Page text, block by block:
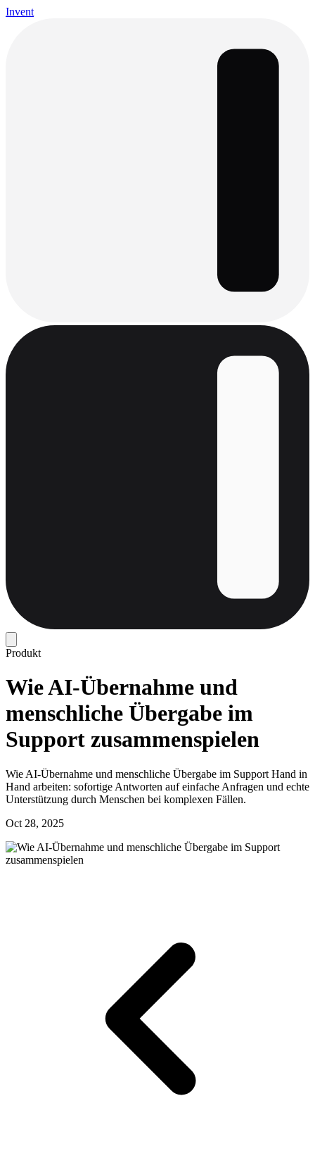
Invent
Produkt
Wie AI-Übernahme und
menschliche Übergabe im
Support zusammenspielen
Wie AI-Übernahme und menschliche Übergabe im Support Hand in
Hand arbeiten: sofortige Antworten auf einfache Anfragen und echte
Unterstützung durch Menschen bei komplexen Fällen.
Oct 28, 2025